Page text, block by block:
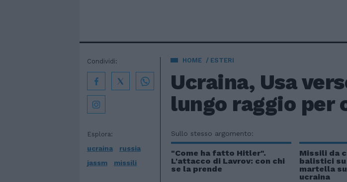
HOME ESTERI
Ucraina, Usa
lungo raggio per
Esplora:
ucraina
russia
jassm
missili
Condividi:
Sullo stesso argomento:
"Come ha fatto Hitler".
L'attacco di Lavrov: con chi
se la prende
Missili da
balistici su
martella
ucraina